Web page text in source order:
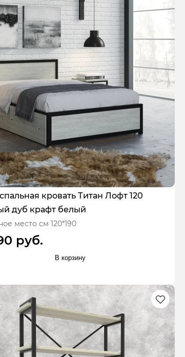
кровать Титан Лофт 120
дуб крафт белый
место см 120*190
руб.
В корзину